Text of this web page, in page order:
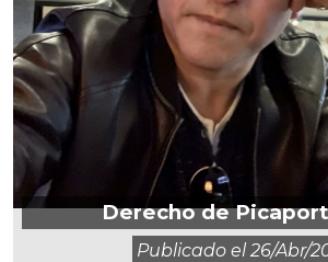
Derecho de
Publicado el26/abr/